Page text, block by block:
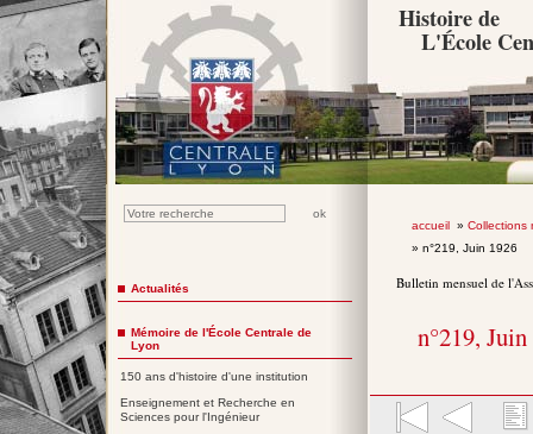
Histoire de
L'École
accueil» Collections
» n°219, Juin 1926
Bulletin mensuel de
n°219,
Actualités
Mémoire de l'École Centrale de
Lyon
150 ans d'histoire d'une institution
Enseignement et Recherche en
Sciences pour l'Ingénieur